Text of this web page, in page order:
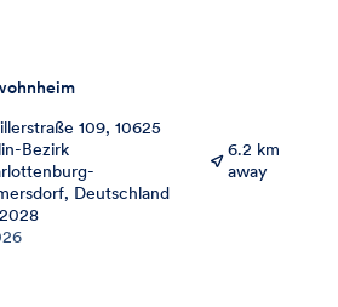
109, 10625
Bezirk
Deutschland
6.2 km
away